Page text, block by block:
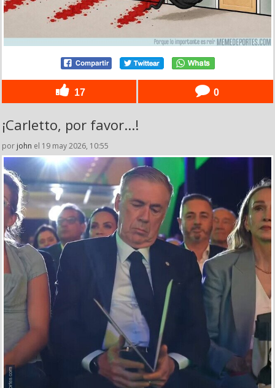
17 0
¡Carletto, por favor...!
por john el 19 may 2026, 10:55